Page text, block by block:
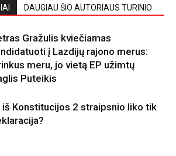
DAUGIAU ŠIO AUTORIAUS TURINIO
Gražulis kviečiamas
į Lazdijų rajono merus:
meru, jo vietą EP užimtų
Puteikis
iš Konstitucijos 2 straipsnio liko tik